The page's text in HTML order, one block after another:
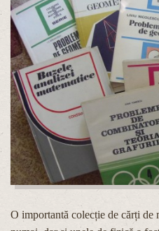
O importantă colecție de cărți de